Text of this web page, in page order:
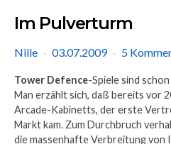
Im Pulverturm
Nille 03.07.2009 5
Tower Defence-Spiele sind
Man erzählt sich, daß bereits vor
Arcade-Kabinetts, der erste
Markt kam. Zum Durchbruch
die massenhafte Verbreitung von